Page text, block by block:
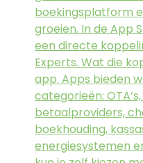
boekingsplatform
groeien. In de App
een directe
Experts. Wat die
app. Apps bieden
categorieën:
betaalproviders,
boekhouding,
energiesystemen